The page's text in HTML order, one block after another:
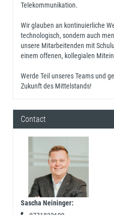
Telekommunikation.
Wir glauben an kontinuierliche
technologisch, sondern auch
unsere Mitarbeitenden mit
einem offenen, kollegialen
Werde Teil unseres Teams und
Zukunft des Mittelstands!
Contact
Sascha Neininger: